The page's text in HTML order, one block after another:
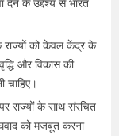
देने के उद्देश्य से भारत
राज्यों को केवल केंद्र के
और विकास की
चाहिए।
राज्यों के साथ संरचित
को मजबूत करना